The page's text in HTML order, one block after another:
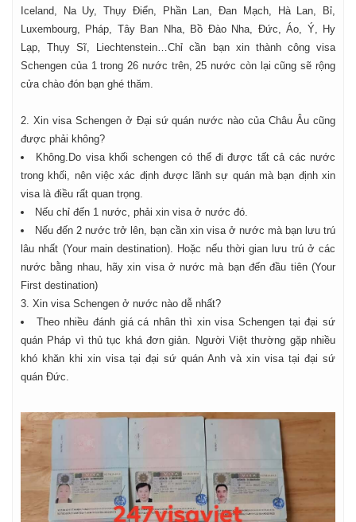
Iceland, Na Uy, Thụy Điển, Phần Lan, Đan Mạch, Hà Lan, Bỉ,
Luxembourg, Pháp, Tây Ban Nha, Bồ Đào Nha, Đức, Áo, Ý, Hy
Lạp, Thụy Sĩ, Liechtenstein…Chỉ cần bạn xin thành công visa
Schengen của 1 trong 26 nước trên, 25 nước còn lại cũng sẽ rộng
cửa chào đón bạn ghé thăm.
2. Xin visa Schengen ở Đại sứ quán nước nào của Châu Âu cũng
được phải không?
Không.Do visa khối schengen có thể đi được tất cả các nước
trong khối, nên việc xác định được lãnh sự quán mà bạn định xin
visa là điều rất quan trọng.
Nếu chỉ đến 1 nước, phải xin visa ở nước đó.
Nếu đến 2 nước trở lên, bạn cần xin visa ở nước mà bạn lưu trú
lâu nhất (Your main destination). Hoặc nếu thời gian lưu trú ở các
nước bằng nhau, hãy xin visa ở nước mà bạn đến đầu tiên (Your
First destination)
3. Xin visa Schengen ở nước nào dễ nhất?
Theo nhiều đánh giá cá nhân thì xin visa Schengen tại đại sứ
quán Pháp vì thủ tục khá đơn giản. Người Việt thường gặp nhiều
khó khăn khi xin visa tại đại sứ quán Anh và xin visa tại đại sứ
quán Đức.